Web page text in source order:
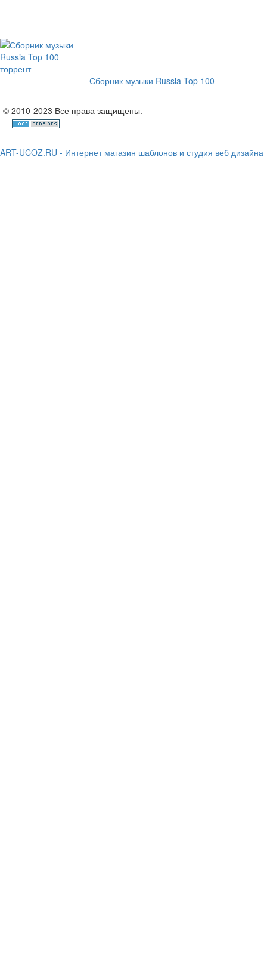
Сборник музыки Russia Top 100
© 2010-2023 Все права защищены.
ART-UCOZ.RU - Интернет магазин шаблонов и студия веб дизайна